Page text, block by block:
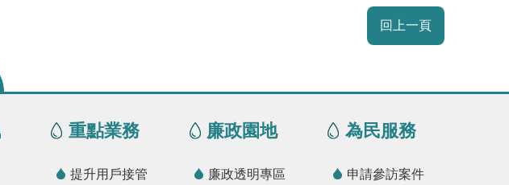
回上一頁
重點業務
提升用戶接管
廉政園地
廉政透明專區
為民服務
申請參訪案件